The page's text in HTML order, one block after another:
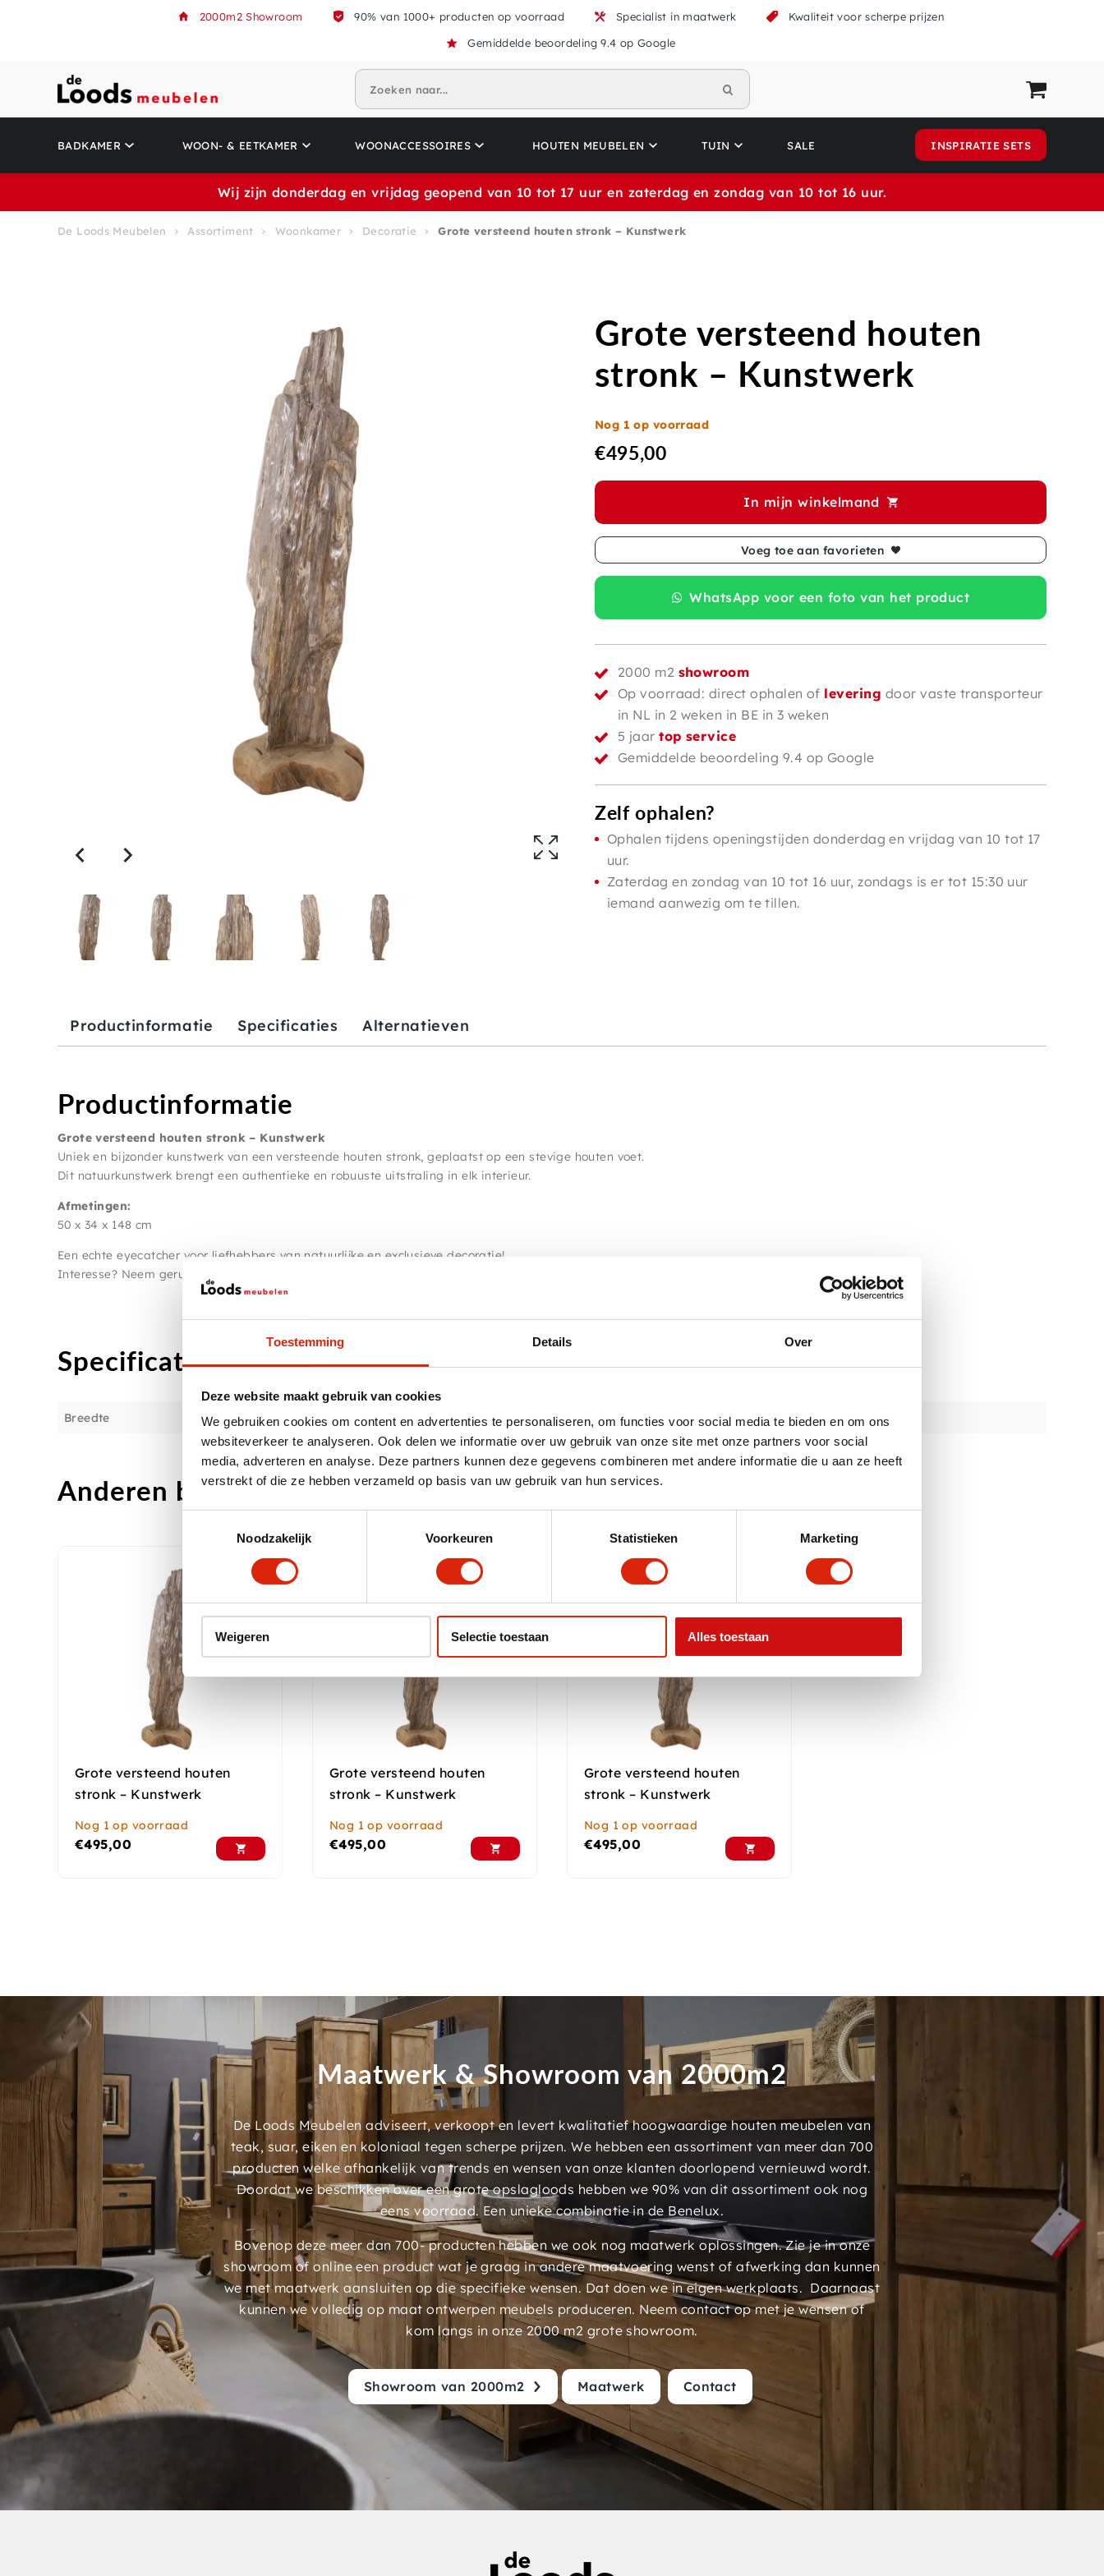
Toestemming Details Over
Deze website maakt gebruik van cookies
We gebruiken cookies om content en advertenties te personaliseren, om functies voor social media te bieden en om ons
websiteverkeer te analyseren. Ook delen we informatie over uw gebruik van onze site met onze partners voor social
media, adverteren en analyse. Deze partners kunnen deze gegevens combineren met andere informatie die u aan ze heeft
verstrekt of die ze hebben verzameld op basis van uw gebruik van hun services.
Noodzakelijk
Voorkeuren Statistieken Marketing
Weigeren Selectie toestaan Alles toestaan
2000m2 Showroom 90% van 1000+ producten op voorraad Specialist in maatwerk
Kwaliteit voor scherpe prijzen
Gemiddelde beoordeling 9.4 op Google
Zoeken naar...
BADKAMER WOON- & EETKAMER WOONACCESSOIRES HOUTEN MEUBELEN TUIN SALE INSPIRATIE SETS
Wij zijn donderdag en vrijdag geopend van 10 tot 17 uur en zaterdag en zondag van 10 tot 16 uur.
De Loods Meubelen Assortiment Woonkamer Decoratie Grote versteend houten stronk – Kunstwerk
Grote versteend houten
stronk – Kunstwerk
Nog 1 op voorraad
€495,00
In mijn winkelmand
Voeg toe aan favorieten
WhatsApp voor een foto van het product
2000 m2 showroom
Op voorraad: direct ophalen of levering door vaste transporteur
in NL in 2 weken in BE in 3 weken
5 jaartop service
Gemiddelde beoordeling 9.4 op Google
Zelf ophalen?
Ophalen tijdens openingstijden donderdag en vrijdag van 10 tot 17
uur.
Zaterdag en zondag van 10 tot 16 uur, zondags is er tot 15:30 uur
iemand aanwezig om te tillen.
Productinformatie Specificaties Alternatieven
Productinformatie
Grote versteend houten stronk – Kunstwerk
Uniek en bijzonder kunstwerk van een versteende houten stronk, geplaatst op een stevige houten voet.
Dit natuurkunstwerk brengt een authentieke en robuuste uitstraling in elk interieur.
Afmetingen:
50 x 34 x 148 cm
Een echte eyecatcher voor liefhebbers van natuurlijke en exclusieve decoratie!
Interesse? Neem gerust contact op.
Specificaties
Breedte < 50 cm
Anderen bekeken ook
Grote versteend houten
stronk – Kunstwerk
Nog 1 op voorraad
€495,00
Grote versteend houten
stronk – Kunstwerk
Nog 1 op voorraad
€495,00
Grote versteend houten
stronk – Kunstwerk
Nog 1 op voorraad
€495,00
Maatwerk & Showroom van 2000m2
De Loods Meubelen adviseert, verkoopt en levert kwalitatief hoogwaardige houten meubelen van
teak, suar, eiken en koloniaal tegen scherpe prijzen. We hebben een assortiment van meer dan 700
producten welke afhankelijk van trends en wensen van onze klanten doorlopend vernieuwd wordt.
Doordat we beschikken over een grote opslagloods hebben we 90% van dit assortiment ook nog
eens voorraad. Een unieke combinatie in de Benelux.
Bovenop deze meer dan 700- producten hebben we ook nog maatwerk oplossingen. Zie je in onze
showroom of online een product wat je graag in andere maatvoering wenst of afwerking dan kunnen
we met maatwerk aansluiten op die specifieke wensen. Dat doen we in eigen werkplaats. Daarnaast
kunnen we volledig op maat ontwerpen meubels produceren. Neem contact op met je wensen of
kom langs in onze 2000 m2 grote showroom.
Showroom van 2000m2 Maatwerk Contact